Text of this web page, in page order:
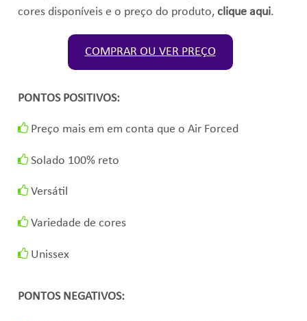
cores disponíveis e o preço do produto, clique aqui.
COMPRAR OU VER PREÇO
PONTOS POSITIVOS:
Preço mais em em conta que o Air Forced
Solado 100% reto
Versátil
Variedade de cores
Unissex
PONTOS NEGATIVOS: